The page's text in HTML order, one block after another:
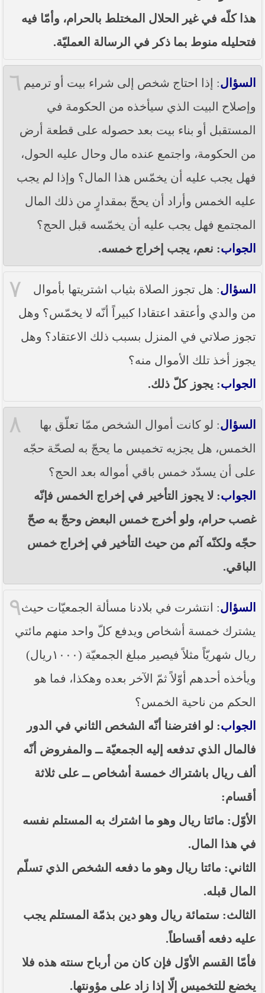
هذا كلّه في غير الحلال المختلط بالحرام، وأمّا فيه
فتحليله منوط بما ذكر في الرسالة العمليّة.
٦ السؤال: إذا احتاج شخص إلى شراء بيت أو ترميم
وإصلاح البيت الذي سيأخذه من الحكومة في
المستقبل أو بناء بيت بعد حصوله على قطعة أرض
من الحكومة، واجتمع عنده مال وحال عليه الحول،
فهل يجب عليه أن يخمّس هذا المال؟ وإذا لم يجب
عليه الخمس وأراد أن يحجّ بمقدارٍ من ذلك المال
المجتمع فهل يجب عليه أن يخمّسه قبل الحج؟
الجواب: نعم، يجب إخراج خمسه.
٧ السؤال: هل تجوز الصلاة بثياب اشتريتها بأموال
من والدي وأعتقد اعتقادا كبيراً أنّه لا يخمّس؟ وهل
تجوز صلاتي في المنزل بسبب ذلك الاعتقاد؟ وهل
يجوز أخذ تلك الأموال منه؟
الجواب: يجوز كلّ ذلك.
٨ السؤال: لو كانت أموال الشخص ممّا تعلّق بها
الخمس، هل يجزيه تخميس ما يحجّ به لصحّة حجّه
على أن يسدّد خمس باقي أمواله بعد الحج؟
الجواب: لا يجوز التأخير في إخراج الخمس فإنّه
غصب حرام، ولو أخرج خمس البعض وحجّ به صحّ
حجّه ولكنّه آثم من حيث التأخير في إخراج خمس
الباقي.
٩ السؤال: انتشرت في بلادنا مسألة الجمعيّات حيث
يشترك خمسة أشخاص ويدفع كلّ واحد منهم مائتي
ريال شهريّاً مثلاً فيصير مبلغ الجمعيّة (١٠٠٠ريال)
ويأخذه أحدهم أوّلاً ثمّ الآخر بعده وهكذا، فما هو
الحكم من ناحية الخمس؟
الجواب: لو افترضنا أنّه الشخص الثاني في الدور
فالمال الذي تدفعه إليه الجمعيّة ــ والمفروض أنّه
ألف ريال باشتراك خمسة أشخاص ــ على ثلاثة
أقسام:
الأوّل: مائتا ريال وهو ما اشترك به المستلم نفسه
في هذا المال.
الثاني: مائتا ريال وهو ما دفعه الشخص الذي تسلّم
المال قبله.
الثالث: ستمائة ريال وهو دين بذمّة المستلم يجب
عليه دفعه أقساطاً.
فأمّا القسم الأوّل فإن كان من أرباح سنته هذه فلا
يخضع للتخميس إلّا إذا زاد على مؤونتها.